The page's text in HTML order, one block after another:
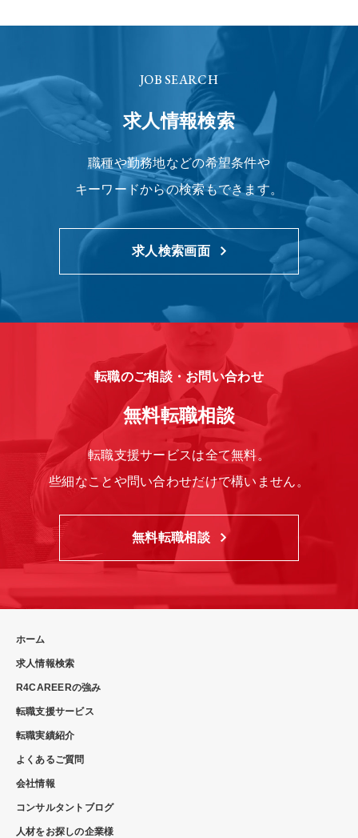
JOB SEARCH
求人情報検索
職種や勤務地などの希望条件や
キーワードからの検索もできます。
求人検索画面
転職のご相談・お問い合わせ
無料転職相談
転職支援サービスは全て無料。
些細なことや問い合わせだけで構いません。
無料転職相談
ホーム
求人情報検索
R4CAREERの強み
転職支援サービス
転職実績紹介
よくあるご質問
会社情報
コンサルタントブログ
人材をお探しの企業様